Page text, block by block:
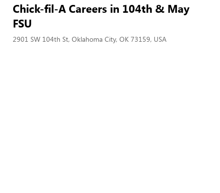
Chick-fil-A Careers in 104th & May
FSU
2901 SW 104th St, Oklahoma City, OK 73159, USA